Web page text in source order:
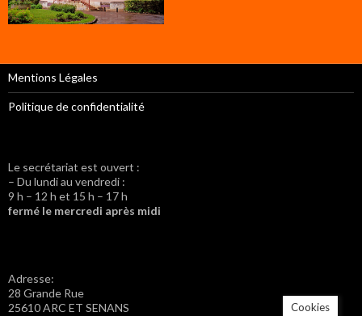
Mentions Légales
Politique de confidentialité
Le secrétariat est ouvert :
– Du lundi au vendredi :
9 h – 12 h et 15 h – 17 h
fermé le mercredi après midi
Adresse:
28 Grande Rue
25610 ARC ET SENANS
Cookies